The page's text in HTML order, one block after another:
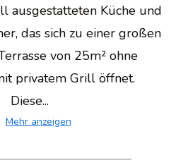
ausgestatteten Küche und
das sich zu einer großen
von 25m² ohne
privatem Grill öffnet.
Diese...
Mehr anzeigen